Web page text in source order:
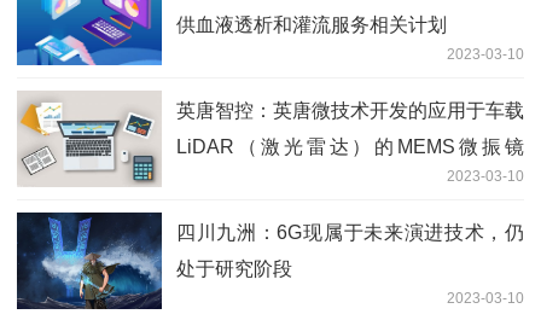
供血液透析和灌流服务相关计划
2023-03-10
英唐智控：英唐微技术开发的应用于车载
LiDAR（激光雷达）的MEMS微振镜
（CG0006AR）第二代产品,目前还在测
试当中
2023-03-10
四川九洲：6G现属于未来演进技术，仍
处于研究阶段
2023-03-10